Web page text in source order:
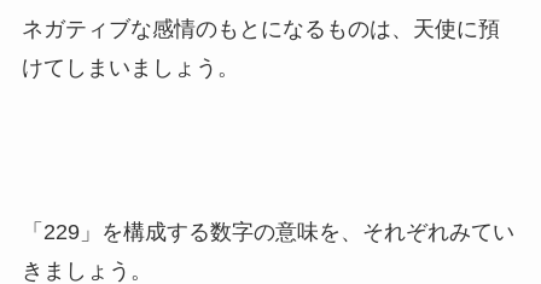
ネガティブな感情のもとになるものは、天使に預
けてしまいましょう。
「229」を構成する数字の意味を、それぞれみてい
きましょう。